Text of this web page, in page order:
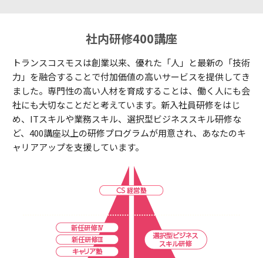
社内研修400講座
トランスコスモスは創業以来、優れた「人」と最新の「技術
力」を融合することで付加価値の高いサービスを提供してき
ました。専門性の高い人材を育成することは、働く人にも会
社にも大切なことだと考えています。新入社員研修をはじ
め、ITスキルや業務スキル、選択型ビジネススキル研修な
ど、400講座以上の研修プログラムが用意され、あなたのキ
ャリアアップを支援しています。